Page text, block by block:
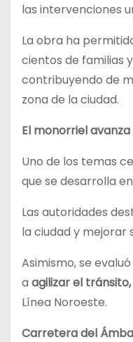
las intervenciones
La obra ha
cientos de familias
contribuyendo de
zona de la ciudad.
El monorriel avanza
Uno de los temas
que se desarrolla
Las autoridades
la ciudad y mejorar
Asimismo, se
a agilizar el
Línea Noroeste.
Carretera del